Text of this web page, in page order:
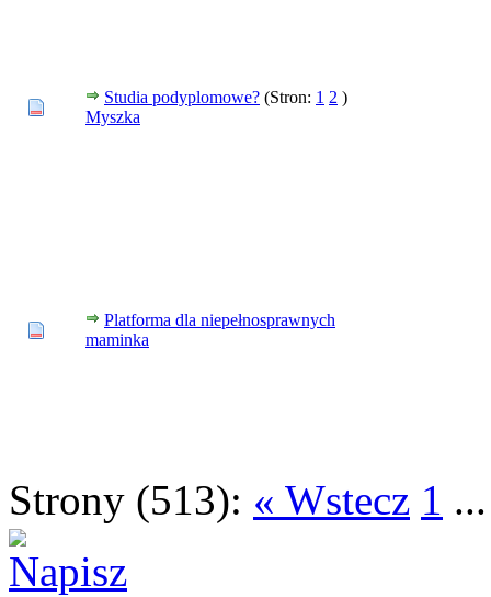
Studia podyplomowe? (Stron: 1 2 )
Myszka
Platforma dla niepełnosprawnych
maminka
Strony (513): « Wstecz 1